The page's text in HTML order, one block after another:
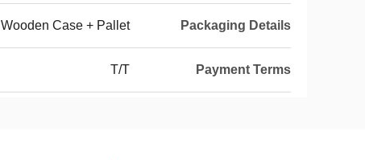
Packaging Details
Wooden Case + Pallet
Payment Terms
T/T